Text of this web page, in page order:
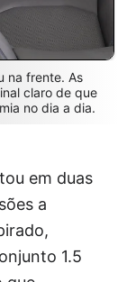
na frente. As
claro de que
no dia a dia.
em duas
a
1.5